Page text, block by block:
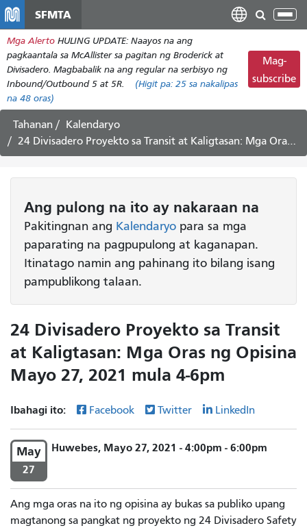
pangunahing
nilalaman
SFMTA
I-
ang
Mga Alerto HULING UPDATE: Naayos na ang
pagkaantala sa McAllister sa pagitan ng Broderick at
Divisadero. Magbabalik na ang regular na serbisyo ng
Inbound/Outbound 5 at 5R.
(Higit pa: 25 sa nakalipas
na 48 oras)
Mag-
subscribe
Tahanan
Kalendaryo
24 Divisadero Proyekto sa Transit at Kaligtasan: Mga Oras ng Opisina Mayo 27, 2021 mula 4-6pm
Ang pulong na ito ay nakaraan na
Pakitingnan ang Kalendaryo para sa mga
paparating na pagpupulong at kaganapan.
Itinatago namin ang pahinang ito bilang isang
pampublikong talaan.
24 Divisadero Proyekto sa Transit
at Kaligtasan: Mga Oras ng Opisina
Mayo 27, 2021 mula 4-6pm
Ibahagi ito: Facebook Twitter LinkedIn
May
27
Huwebes, Mayo 27, 2021 - 4:00pm - 6:00pm
Ang mga oras na ito ng opisina ay bukas sa publiko upang
magtanong sa pangkat ng proyekto ng 24 Divisadero Safety